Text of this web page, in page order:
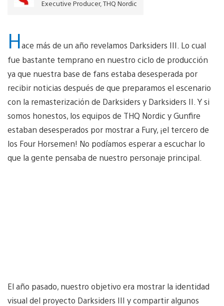
Executive Producer, THQ Nordic
Hace más de un año revelamos Darksiders III. Lo cual
fue bastante temprano en nuestro ciclo de producción
ya que nuestra base de fans estaba desesperada por
recibir noticias después de que preparamos el escenario
con la remasterización de Darksiders y Darksiders II. Y si
somos honestos, los equipos de THQ Nordic y Gunfire
estaban desesperados por mostrar a Fury, ¡el tercero de
los Four Horsemen! No podíamos esperar a escuchar lo
que la gente pensaba de nuestro personaje principal.
El año pasado, nuestro objetivo era mostrar la identidad
visual del proyecto Darksiders III y compartir algunos